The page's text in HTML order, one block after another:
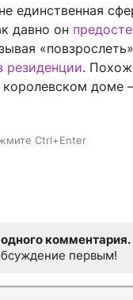
единственная
давно он
резиденции.
королевском
Ctrl+Enter
комментария.
первым!